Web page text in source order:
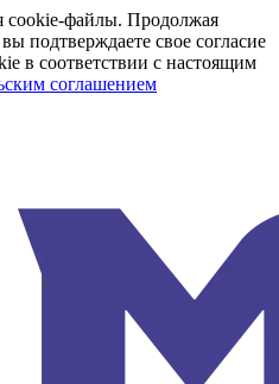
cookie-файлы. Продолжая
подтверждаете свое согласие
в соответствии с настоящим
соглашением